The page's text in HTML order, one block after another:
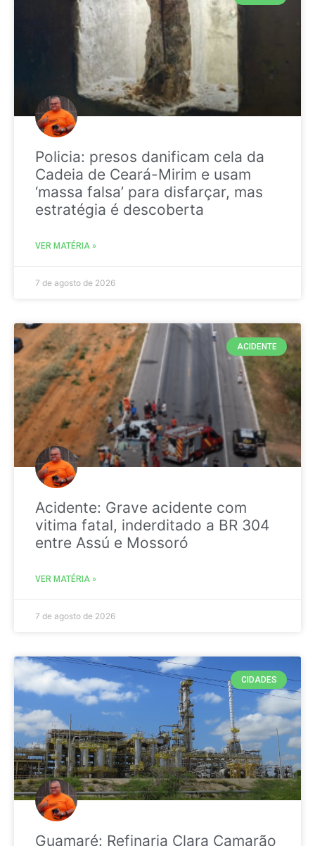
Policia: presos danificam cela da
Cadeia de Ceará-Mirim e usam
‘massa falsa’ para disfarçar, mas
estratégia é descoberta
VER MATÉRIA »
7 de agosto de 2026
ACIDENTE
Acidente: Grave acidente com
vitima fatal, inderditado a BR 304
entre Assú e Mossoró
VER MATÉRIA »
7 de agosto de 2026
CIDADES
Guamaré: Refinaria Clara Camarão